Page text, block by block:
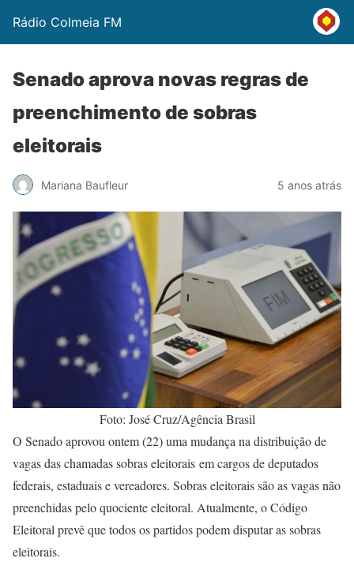
Rádio Colmeia FM
Senado aprova novas regras de
preenchimento de sobras
eleitorais
Mariana Baufleur 5 anos atrás
Foto: José Cruz/Agência Brasil
O Senado aprovou ontem (22) uma mudança na distribuição de
vagas das chamadas sobras eleitorais em cargos de deputados
federais, estaduais e vereadores. Sobras eleitorais são as vagas não
preenchidas pelo quociente eleitoral. Atualmente, o Código
Eleitoral prevê que todos os partidos podem disputar as sobras
eleitorais.